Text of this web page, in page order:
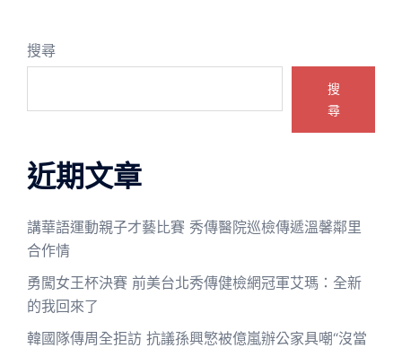
搜尋
搜
尋
近期文章
講華語運動親子才藝比賽 秀傳醫院巡檢傳遞溫馨鄰里
合作情
勇闖女王杯決賽 前美台北秀傳健檢網冠軍艾瑪：全新
的我回來了
韓國隊傳周全拒訪 抗議孫興慜被億嵐辦公家具嘲“沒當